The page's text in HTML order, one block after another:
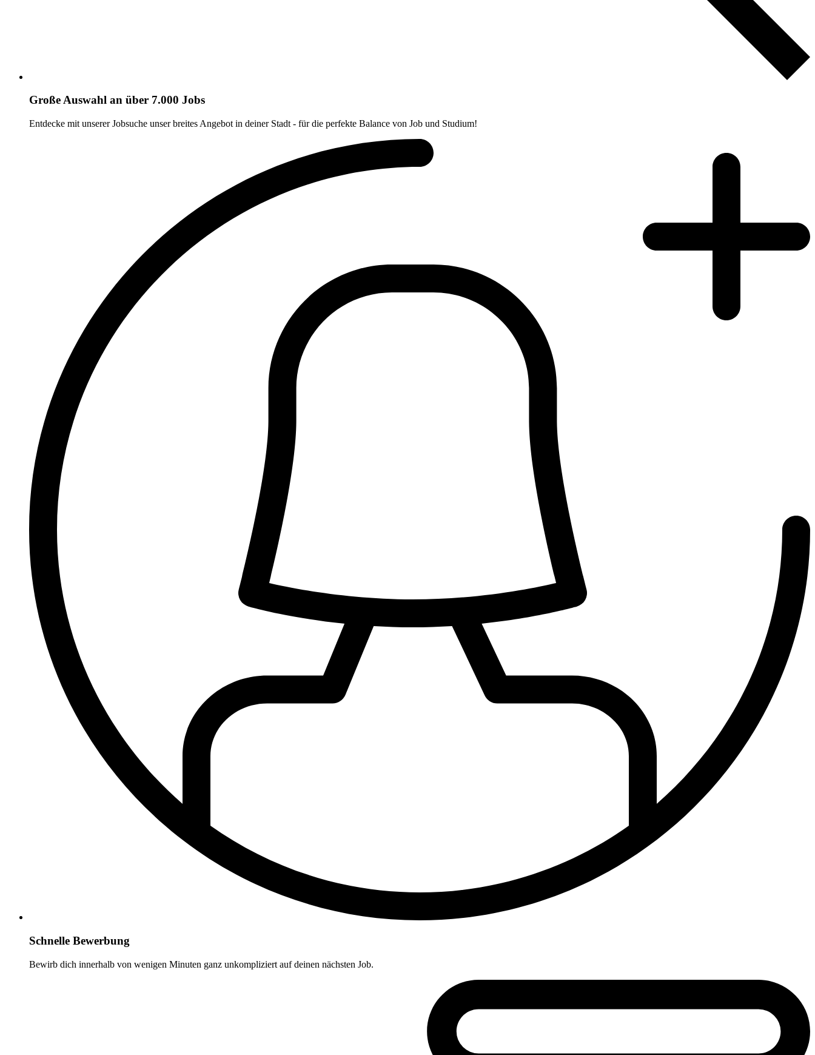
Große Auswahl an über 7.000 Jobs
Entdecke mit unserer Jobsuche unser breites Angebot in deiner Stadt - für die perfekte Balance von Job und Studium!
Schnelle Bewerbung
Bewirb dich innerhalb von wenigen Minuten ganz unkompliziert auf deinen nächsten Job.